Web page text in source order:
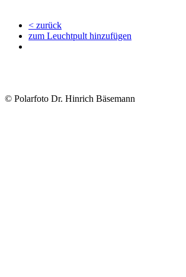
< zurück
zum Leuchtpult hinzufügen
© Polarfoto Dr. Hinrich Bäsemann